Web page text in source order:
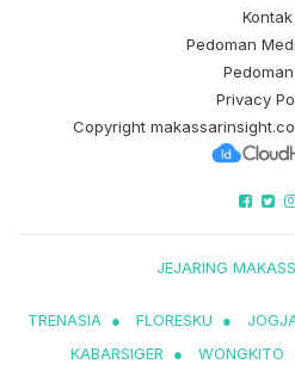
Kontak
Pedoman
Privacy
Copyright
JEJARING
TRENASIA ● FLORESKU ●
KABARSIGER
● WONGKITO